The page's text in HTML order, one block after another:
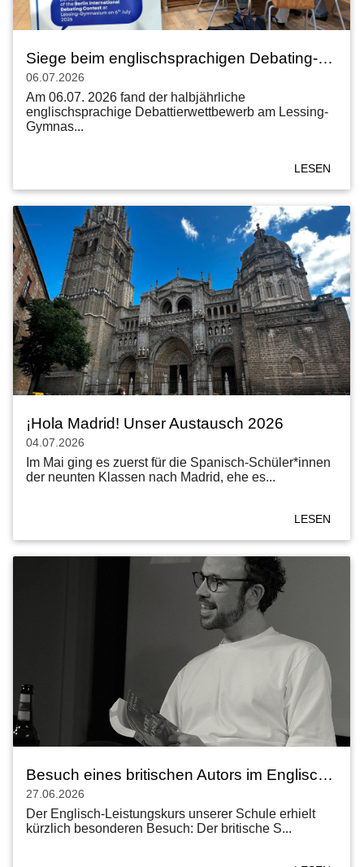
Siege beim englischsprachigen Debating-Wettbewerb am 06.07.2026
06.07.2026
Am 06.07. 2026 fand der halbjährliche
englischsprachige Debattierwettbewerb am Lessing-
Gymnas...
LESEN
¡Hola Madrid! Unser Austausch 2026
04.07.2026
Im Mai ging es zuerst für die Spanisch-Schüler*innen
der neunten Klassen nach Madrid, ehe es...
LESEN
Besuch eines britischen Autors im Englisch-Leistungskurs
27.06.2026
Der Englisch-Leistungskurs unserer Schule erhielt
kürzlich besonderen Besuch: Der britische S...